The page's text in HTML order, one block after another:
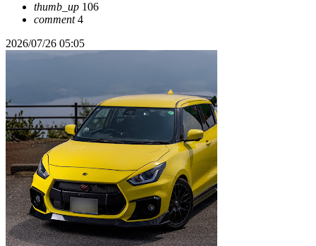
thumb_up 106
comment4
2026/07/26 05:05